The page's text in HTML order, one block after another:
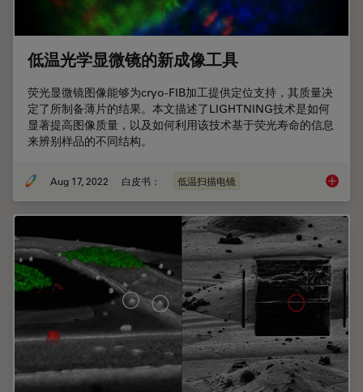
低温光学显微镜的新成像工具
荧光显微镜图像能够为cryo-FIB加工提供定位支持，其质量决
定了所制备薄片的结果。本文描述了LIGHTNING技术是如何
显著提高图像质量，以及如何利用该技术基于荧光寿命的信息
来辨别样品的不同结构。
Aug 17, 2022 白皮书： 低温扫描电镜 低温光